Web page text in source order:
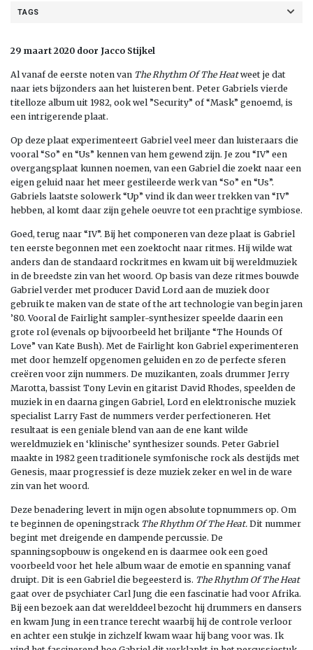
TAGS
29 maart 2020 door Jacco Stijkel
Al vanaf de eerste noten van The Rhythm Of The Heatweet je dat
naar iets bijzonders aan het luisteren bent. Peter Gabriels vierde
titelloze album uit 1982, ook wel ”Security” of “Mask” genoemd, is
een intrigerende plaat.
Op deze plaat experimenteert Gabriel veel meer dan luisteraars die
vooral “So” en “Us” kennen van hem gewend zijn. Je zou “IV” een
overgangsplaat kunnen noemen, van een Gabriel die zoekt naar een
eigen geluid naar het meer gestileerde werk van “So” en “Us”.
Gabriels laatste solowerk “Up” vind ik dan weer trekken van “IV”
hebben, al komt daar zijn gehele oeuvre tot een prachtige symbiose.
Goed, terug naar “IV”. Bij het componeren van deze plaat is Gabriel
ten eerste begonnen met een zoektocht naar ritmes. Hij wilde wat
anders dan de standaard rockritmes en kwam uit bij wereldmuziek
in de breedste zin van het woord. Op basis van deze ritmes bouwde
Gabriel verder met producer David Lord aan de muziek door
gebruik te maken van de state of the art technologie van begin jaren
’80. Vooral de Fairlight sampler-synthesizer speelde daarin een
grote rol (evenals op bijvoorbeeld het briljante “The Hounds Of
Love” van Kate Bush). Met de Fairlight kon Gabriel experimenteren
met door hemzelf opgenomen geluiden en zo de perfecte sferen
creëren voor zijn nummers. De muzikanten, zoals drummer Jerry
Marotta, bassist Tony Levin en gitarist David Rhodes, speelden de
muziek in en daarna gingen Gabriel, Lord en elektronische muziek
specialist Larry Fast de nummers verder perfectioneren. Het
resultaat is een geniale blend van aan de ene kant wilde
wereldmuziek en ‘klinische’ synthesizer sounds. Peter Gabriel
maakte in 1982 geen traditionele symfonische rock als destijds met
Genesis, maar progressief is deze muziek zeker en wel in de ware
zin van het woord.
Deze benadering levert in mijn ogen absolute topnummers op. Om
te beginnen de openingstrack The Rhythm Of The Heat. Dit nummer
begint met dreigende en dampende percussie. De
spanningsopbouw is ongekend en is daarmee ook een goed
voorbeeld voor het hele album waar de emotie en spanning vanaf
druipt. Dit is een Gabriel die begeesterd is. The Rhythm Of The Heat
gaat over de psychiater Carl Jung die een fascinatie had voor Afrika.
Bij een bezoek aan dat werelddeel bezocht hij drummers en dansers
en kwam Jung in een trance terecht waarbij hij de controle verloor
en achter een stukje in zichzelf kwam waar hij bang voor was. Ik